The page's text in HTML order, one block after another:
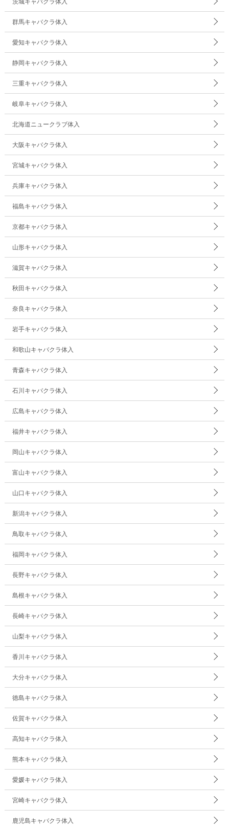
群馬キャバクラ体入
愛知キャバクラ体入
静岡キャバクラ体入
三重キャバクラ体入
岐阜キャバクラ体入
北海道ニュークラブ体入
大阪キャバクラ体入
宮城キャバクラ体入
兵庫キャバクラ体入
福島キャバクラ体入
京都キャバクラ体入
山形キャバクラ体入
滋賀キャバクラ体入
秋田キャバクラ体入
奈良キャバクラ体入
岩手キャバクラ体入
和歌山キャバクラ体入
青森キャバクラ体入
石川キャバクラ体入
広島キャバクラ体入
福井キャバクラ体入
岡山キャバクラ体入
富山キャバクラ体入
山口キャバクラ体入
新潟キャバクラ体入
鳥取キャバクラ体入
福岡キャバクラ体入
長野キャバクラ体入
島根キャバクラ体入
長崎キャバクラ体入
山梨キャバクラ体入
香川キャバクラ体入
大分キャバクラ体入
徳島キャバクラ体入
佐賀キャバクラ体入
高知キャバクラ体入
熊本キャバクラ体入
愛媛キャバクラ体入
宮崎キャバクラ体入
鹿児島キャバクラ体入